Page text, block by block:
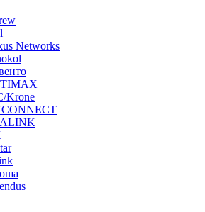
Networks
Krone